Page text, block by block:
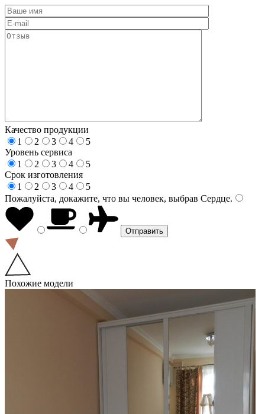
Качество продукции
1
2 3 4
5
Уровень сервиса
1
2 3 4
5
Срок изготовления
1
2 3 4
5
Пожалуйста, докажите, что вы человек, выбрав Сердце.
Похожие модели